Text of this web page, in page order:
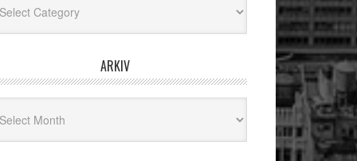
ARKIV